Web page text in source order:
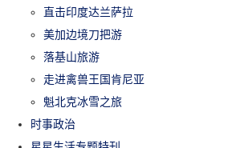
直击印度达兰萨拉
美加边境刀把游
落基山旅游
走进禽兽王国肯尼亚
魁北克冰雪之旅
时事政治